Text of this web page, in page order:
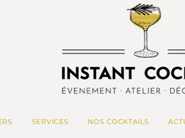
SERVICES NOS COCKTAILS